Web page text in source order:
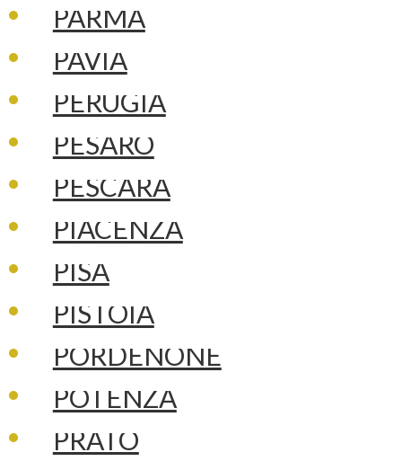
PARMA
PAVIA
PERUGIA
PESARO
PESCARA
PIACENZA
PISA
PISTOIA
PORDENONE
POTENZA
PRATO